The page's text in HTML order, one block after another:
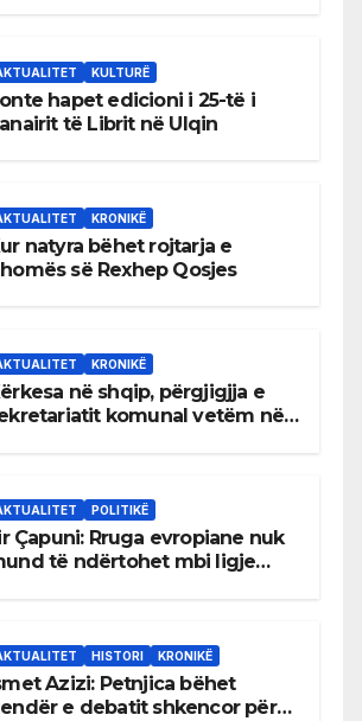
KULTURË
hapet edicioni i 25-të i
të Librit në Ulqin
KRONIKË
natyra bëhet rojtarja e
së Rexhep Qosjes
KRONIKË
në shqip, përgjigjja e
komunal vetëm në
POLITIKË
Çapuni: Rruga evropiane nuk
të ndërtohet mbi ligje
HISTORI KRONIKË
Azizi: Petnjica bëhet
e debatit shkencor për